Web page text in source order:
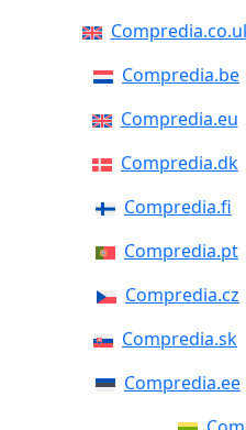
Compredia.be
Compredia.eu
Compredia.dk
Compredia.fi
Compredia.pt
Compredia.cz
Compredia.sk
Compredia.ee